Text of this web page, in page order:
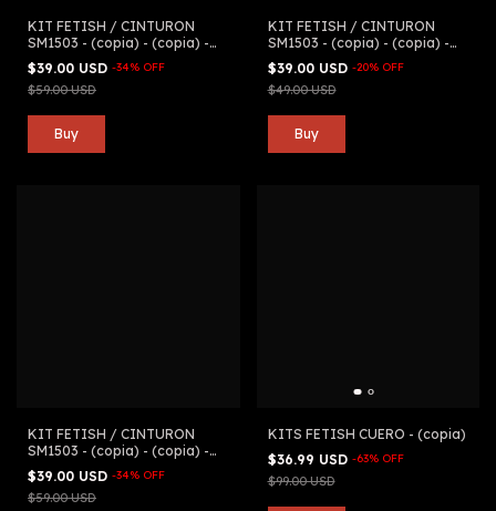
KIT FETISH / CINTURON
SM1503 - (copia) - (copia) -
(copia) - (copia) - (copia) -
(copia)
$39.00 USD -34% OFF
$59.00 USD
KIT FETISH / CINTURON
SM1503 - (copia) - (copia) -
(copia) - (copia) - (copia) -
(copia) - (copia) - (copia)
$39.00 USD -20% OFF
$49.00 USD
KIT FETISH / CINTURON
SM1503 - (copia) - (copia) -
(copia) - (copia) - (copia) -
(copia) - (copia)
$39.00 USD -34% OFF
$59.00 USD
KITS FETISH CUERO - (copia)
$36.99 USD -63% OFF
$99.00 USD